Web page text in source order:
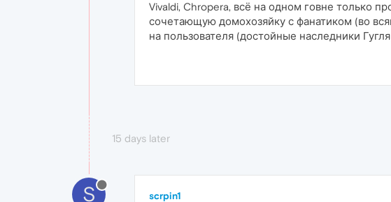
Vivaldi, Chropera, всё на одном говне только
сочетающую домохозяйку с фанатиком (во
на пользователя (достойные наследники
15 days later
S scrpin1